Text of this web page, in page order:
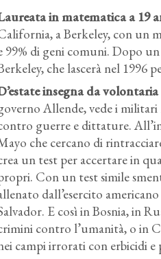
in matematica a 19
a Berkeley, con un
99% di geni comuni. Dopo
che lascerà nel 1996
insegna da
Allende, vede i
guerre e dittature.
che cercano di
un test per accertare in
Con un test simile
dall’esercito
E così in Bosnia, in
contro l’umanità, o in
campi irrorati con erbicidi e